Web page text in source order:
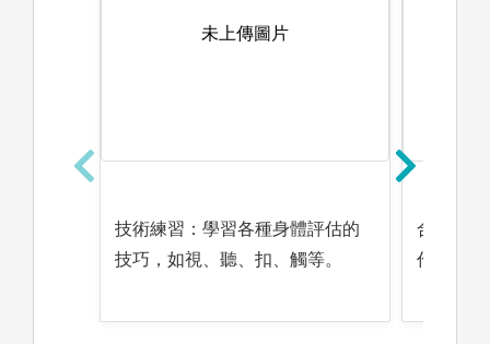
未上傳圖片
技術練習：學習各種身體評估的
技巧，如視、聽、扣、觸等。
合作學
作。